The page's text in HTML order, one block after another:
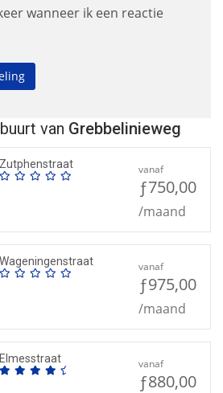
wanneer ik een reactie
van Grebbelinieweg
Zutphenstraat vanaf
ƒ750,00
/maand
Wageningenstraat vanaf
ƒ975,00
/maand
Elmesstraat vanaf
ƒ880,00